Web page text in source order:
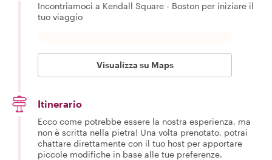
Incontriamoci a Kendall Square - Boston per iniziare il
tuo viaggio
Visualizza su Maps
Itinerario
Ecco come potrebbe essere la nostra esperienza, ma
non è scritta nella pietra! Una volta prenotato, potrai
chattare direttamente con il tuo host per apportare
piccole modifiche in base alle tue preferenze.